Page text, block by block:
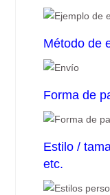
Método de
Forma de
Estilo /
etc.